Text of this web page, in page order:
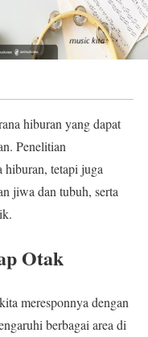
hiburan yang dapat
Penelitian
tetapi juga
jiwa dan tubuh, serta
Otak
meresponnya dengan
berbagai area di